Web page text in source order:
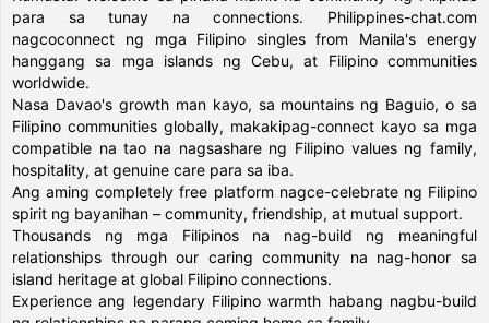
para sa tunay na connections. Philippines-chat.com
nagcoconnect ng mga Filipino singles from Manila's energy
hanggang sa mga islands ng Cebu, at Filipino communities
worldwide.
Nasa Davao's growth man kayo, sa mountains ng Baguio, o sa
Filipino communities globally, makakipag-connect kayo sa mga
compatible na tao na nagsashare ng Filipino values ng family,
hospitality, at genuine care para sa iba.
Ang aming completely free platform nagce-celebrate ng Filipino
spirit ng bayanihan – community, friendship, at mutual support.
Thousands ng mga Filipinos na nag-build ng meaningful
relationships through our caring community na nag-honor sa
island heritage at global Filipino connections.
Experience ang legendary Filipino warmth habang nagbu-build